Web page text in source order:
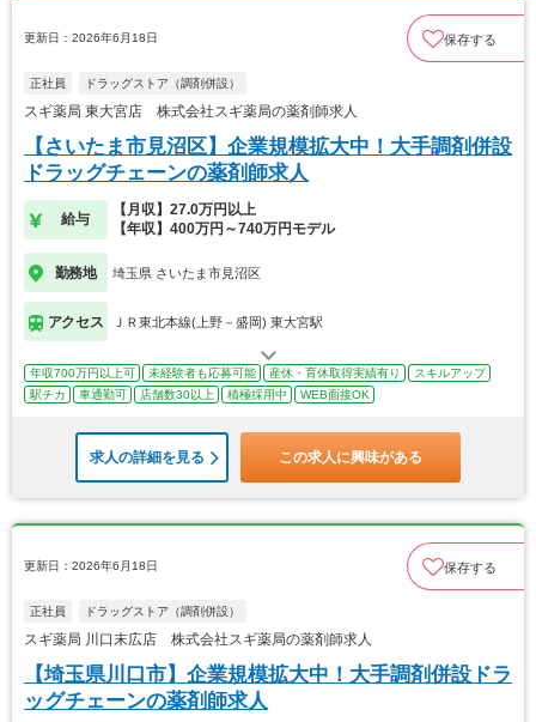
更新日：2026年6月18日 保存する
正社員 ドラッグストア（調剤併設）
スギ薬局 東大宮店 株式会社スギ薬局の薬剤師求人
【さいたま市見沼区】企業規模拡大中！大手調剤併設
ドラッグチェーンの薬剤師求人
給与
【月収】27.0万円以上
【年収】400万円～740万円モデル
勤務地 埼玉県 さいたま市見沼区
アクセス ＪＲ東北本線(上野－盛岡) 東大宮駅
年収700万円以上可 未経験者も応募可能 産休・育休取得実績有り
スキルアップ
駅チカ
車通勤可 店舗数30以上 積極採用中 WEB面接OK
求人の詳細を見る この求人に興味がある
更新日：2026年6月18日 保存する
正社員 ドラッグストア（調剤併設）
スギ薬局 川口末広店 株式会社スギ薬局の薬剤師求人
【埼玉県川口市】企業規模拡大中！大手調剤併設ドラ
ッグチェーンの薬剤師求人